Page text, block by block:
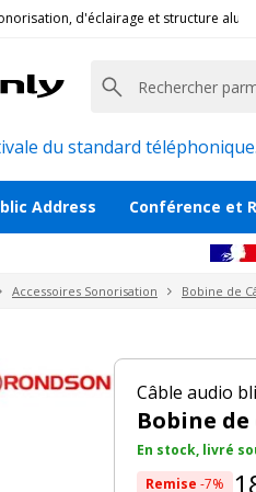
d'éclairage et structure alu
du standard
Address Conférence et
Accessoires Sonorisation Bobine de
Câble audio
Bobine
En stock, livré
Remise -7%